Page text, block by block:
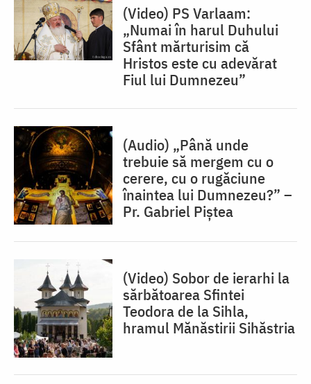
(Video) PS Varlaam:
„Numai în harul Duhului
Sfânt mărturisim că
Hristos este cu adevărat
Fiul lui Dumnezeu”
(Audio) „Până unde
trebuie să mergem cu o
cerere, cu o rugăciune
înaintea lui Dumnezeu?” –
Pr. Gabriel Piștea
(Video) Sobor de ierarhi la
sărbătoarea Sfintei
Teodora de la Sihla,
hramul Mănăstirii Sihăstria